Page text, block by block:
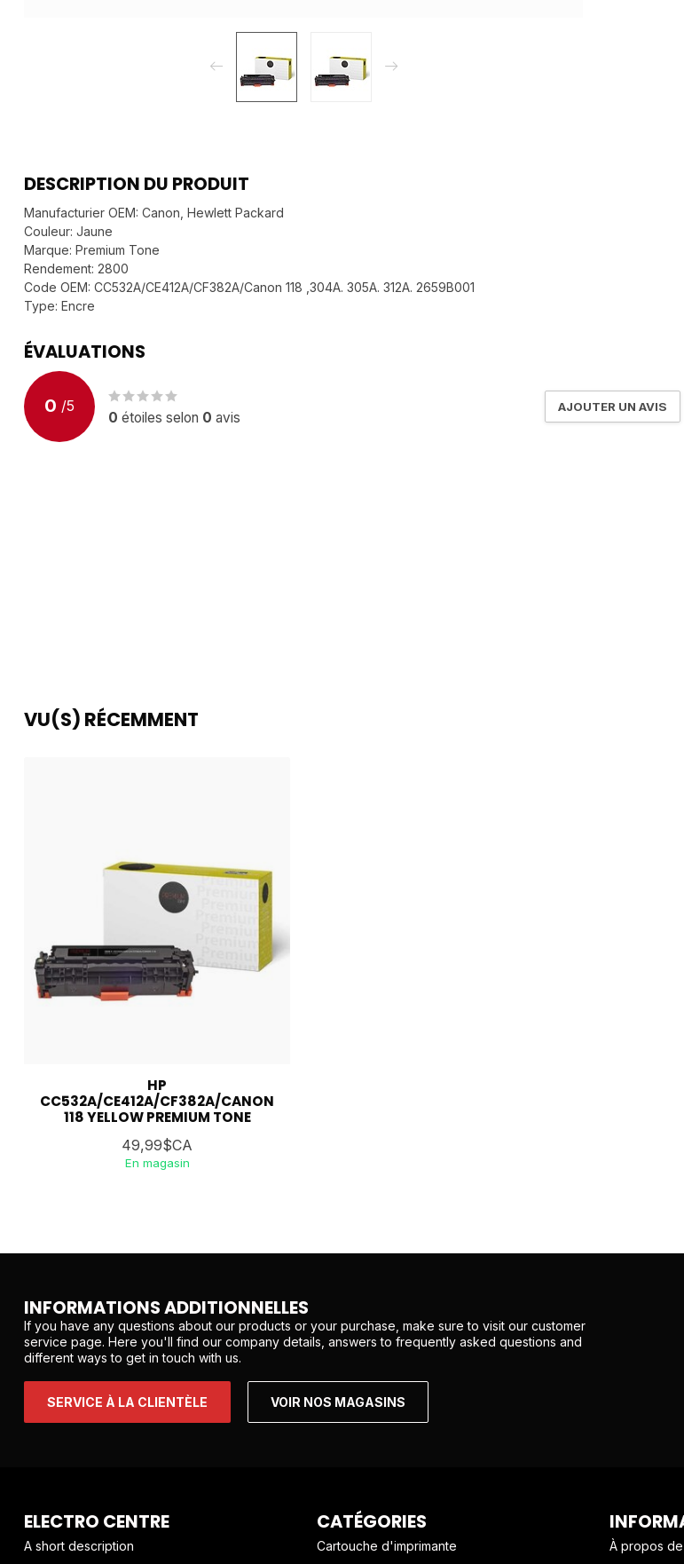
DESCRIPTION DU PRODUIT
Manufacturier OEM: Canon, Hewlett Packard
Couleur: Jaune
Marque: Premium Tone
Rendement: 2800
Code OEM: CC532A/CE412A/CF382A/Canon 118 ,304A. 305A. 312A. 2659B001
Type: Encre
ÉVALUATIONS
0 /5
0 étoiles selon 0 avis
AJOUTER UN AVIS
VU(S) RÉCEMMENT
HP
CC532A/CE412A/CF382A/CANON
118 YELLOW PREMIUM TONE
49,99$CA
En magasin
INFORMATIONS ADDITIONNELLES
If you have any questions about our products or your purchase, make sure to visit our customer
service page. Here you'll find our company details, answers to frequently asked questions and
different ways to get in touch with us.
SERVICE À LA CLIENTÈLE VOIR NOS MAGASINS
ELECTRO CENTRE
A short description
CATÉGORIES
Cartouche d'imprimante À propos